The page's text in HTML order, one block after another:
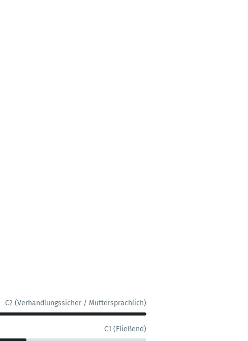
C2 (Verhandlungssicher / Muttersprachlich)
C1 (Fließend)